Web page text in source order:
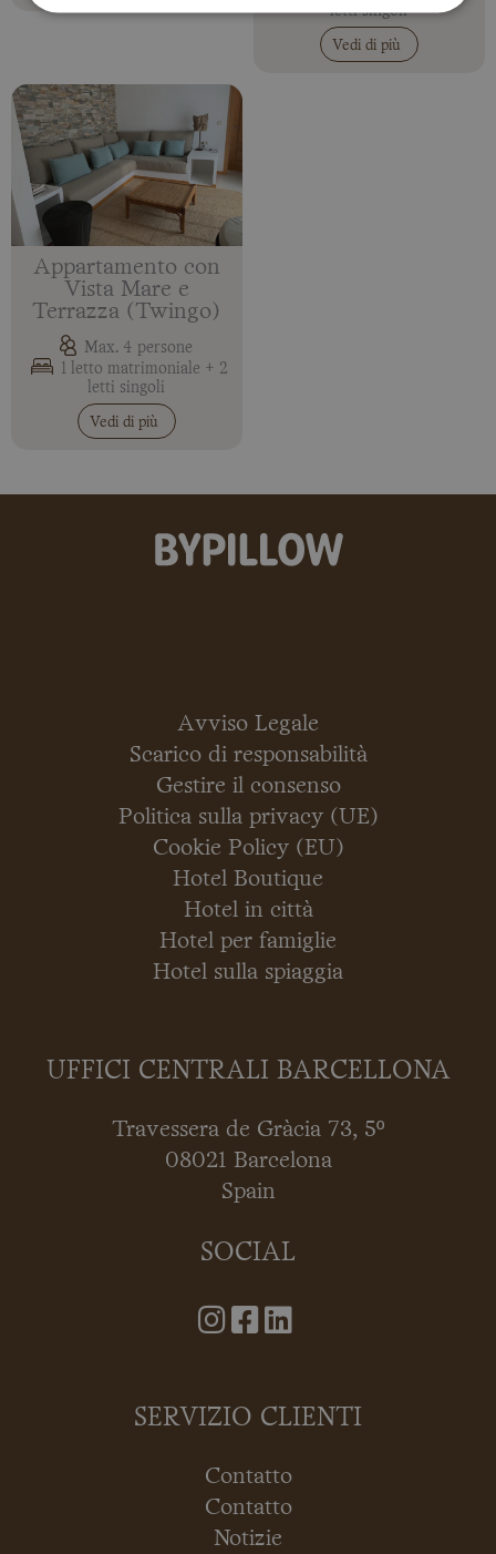
letti singoli
Vedi di più
Appartamento con
Vista Mare e
Terrazza (Twingo)
Max. 4 persone
1 letto matrimoniale + 2
letti singoli
Vedi di più
Avviso Legale
Scarico di responsabilità
Gestire il consenso
Politica sulla privacy (UE)
Cookie Policy (EU)
Hotel Boutique
Hotel in città
Hotel per famiglie
Hotel sulla spiaggia
UFFICI CENTRALI BARCELLONA
Travessera de Gràcia 73, 5º
08021 Barcelona
Spain
SOCIAL
SERVIZIO CLIENTI
Contatto
Contatto
Notizie